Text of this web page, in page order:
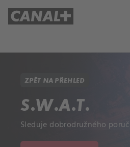
ZPĚT NA PŘEHLED
S.W.A.T.
Sleduje dobrodružného